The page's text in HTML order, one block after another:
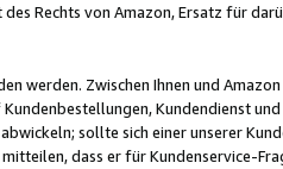
Rechts von Amazon, Ersatz für
werden. Zwischen Ihnen und
Kundendienst
sollte sich einer unserer
dass er für Kundenservice-